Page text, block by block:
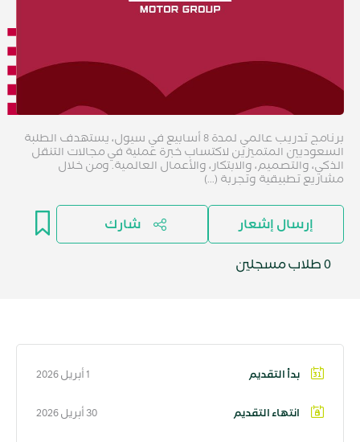
برنامج تدريب عالمي لمدة 8 أسابيع في سيول، يستهدف الطلبة
السعوديين المتميزين لاكتساب خبرة عملية في مجالات التنقل
الذكي، والتصميم، والابتكار، والأعمال العالمية. ومن خلال
مشاريع تطبيقية وتجربة (...)
إرسال إشعار شارك
0 طلاب مسجلين
بدأ التقديم 1 أبريل 2026
انتهاء التقديم 30 أبريل 2026